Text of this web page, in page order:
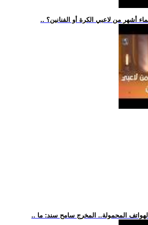
أشهر من لاعبي الكرة أو الفنانين؟
المحمولة.. المخرج سامح سند: ما